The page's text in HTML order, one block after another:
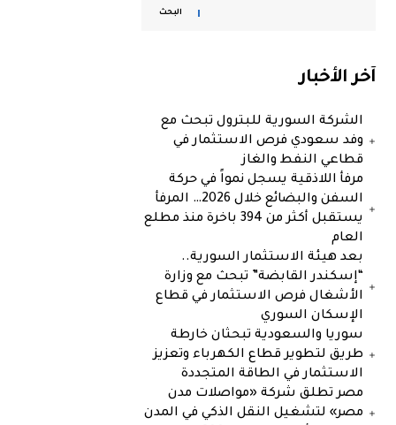
البحث
آخر الأخبار
الشركة السورية للبترول تبحث مع
وفد سعودي فرص الاستثمار في
قطاعي النفط والغاز
مرفأ اللاذقية يسجل نمواً في حركة
السفن والبضائع خلال 2026… المرفأ
يستقبل أكثر من 394 باخرة منذ مطلع
العام
بعد هيئة الاستثمار السورية..
“إسكندر القابضة” تبحث مع وزارة
الأشغال فرص الاستثمار في قطاع
الإسكان السوري
سوريا والسعودية تبحثان خارطة
طريق لتطوير قطاع الكهرباء وتعزيز
الاستثمار في الطاقة المتجددة
مصر تطلق شركة «مواصلات مدن
مصر» لتشغيل النقل الذكي في المدن